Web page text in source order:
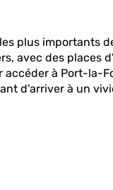
plus importants
avec des places
accéder à Port-la-
d'arriver à un